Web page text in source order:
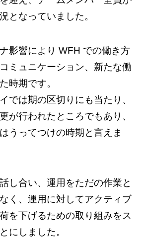
となっていました。
影響により WFH での働き方
ミュニケーション、新たな働
時期です。
では期の区切りにも当たり、
が行われたところでもあり、
うってつけの時期と言えま
し合い、運用をただの作業と
く、運用に対してアクティブ
を下げるための取り組みをス
にしました。